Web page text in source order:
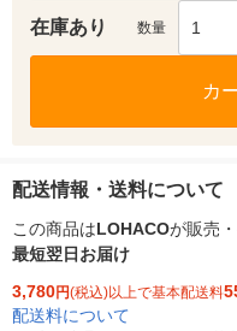
在庫あり 数量 1
カ
配送情報・送料について
この商品はLOHACOが販売
最短翌日お届け
3,780円(税込)以上で基本配送料
配送料について